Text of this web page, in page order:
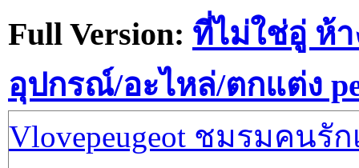
Full Version: ที่ไม่ใช่อู่ ห้
อุปกรณ์/อะไหล่/ตกแต่ง
Vlovepeugeot ชมรมคนรั